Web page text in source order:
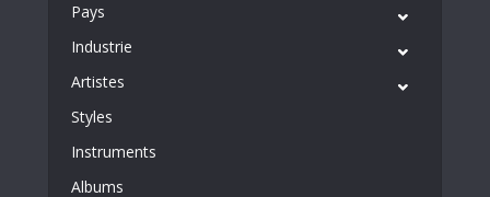
Pays
Industrie
Artistes
Styles
Instruments
Albums